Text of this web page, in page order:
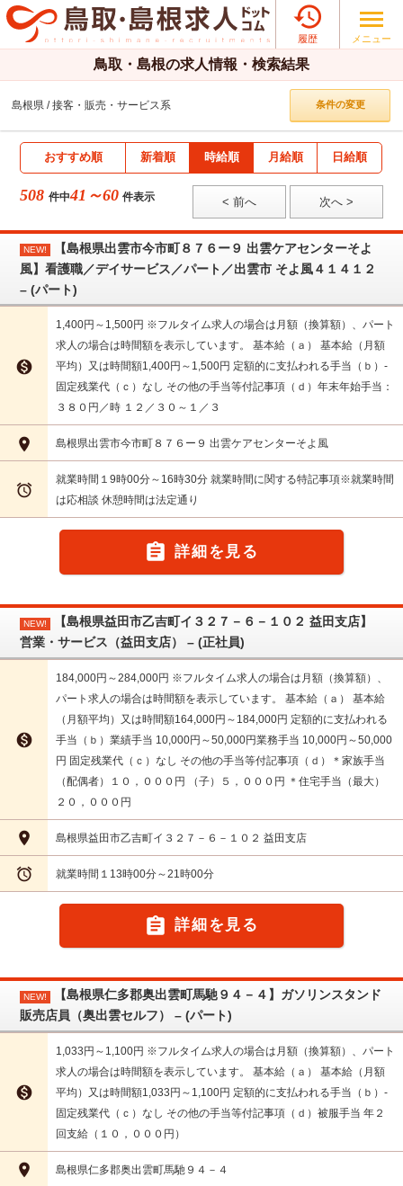

履歴 メニュー
鳥取・島根の求人情報・検索結果
島根県 接客・販売・サービス系 条件の変更
おすすめ順 新着順 時給順 月給順 日給順
508 件中41～60 件表示 < 前へ 次へ >
NEW!
【島根県出雲市今市町８７６ー９ 出雲ケアセンターそよ
風】看護職／デイサービス／パート／出雲市 そよ風４１４１２
– (パート)

1,400円～1,500円 ※フルタイム求人の場合は月額（換算額）、パート
求人の場合は時間額を表示しています。 基本給（ａ） 基本給（月額
平均）又は時間額1,400円～1,500円 定額的に支払われる手当（ｂ）-
固定残業代（ｃ）なし その他の手当等付記事項（ｄ）年末年始手当：
３８０円／時 １２／３０～１／３
 島根県出雲市今市町８７６ー９ 出雲ケアセンターそよ風

就業時間１9時00分～16時30分 就業時間に関する特記事項※就業時間
は応相談 休憩時間は法定通り
 詳細を見る
NEW!
【島根県益田市乙吉町イ３２７－６－１０２ 益田支店】
営業・サービス（益田支店） – (正社員)

184,000円～284,000円 ※フルタイム求人の場合は月額（換算額）、
パート求人の場合は時間額を表示しています。 基本給（ａ） 基本給
（月額平均）又は時間額164,000円～184,000円 定額的に支払われる
手当（ｂ）業績手当 10,000円～50,000円業務手当 10,000円～50,000
円 固定残業代（ｃ）なし その他の手当等付記事項（ｄ）＊家族手当
（配偶者）１０，０００円 （子）５，０００円 ＊住宅手当（最大）
２０，０００円
 島根県益田市乙吉町イ３２７－６－１０２ 益田支店
 就業時間１13時00分～21時00分
 詳細を見る
NEW!
【島根県仁多郡奥出雲町馬馳９４－４】ガソリンスタンド
販売店員（奥出雲セルフ） – (パート)

1,033円～1,100円 ※フルタイム求人の場合は月額（換算額）、パート
求人の場合は時間額を表示しています。 基本給（ａ） 基本給（月額
平均）又は時間額1,033円～1,100円 定額的に支払われる手当（ｂ）-
固定残業代（ｃ）なし その他の手当等付記事項（ｄ）被服手当 年２
回支給（１０，０００円）
 島根県仁多郡奥出雲町馬馳９４－４